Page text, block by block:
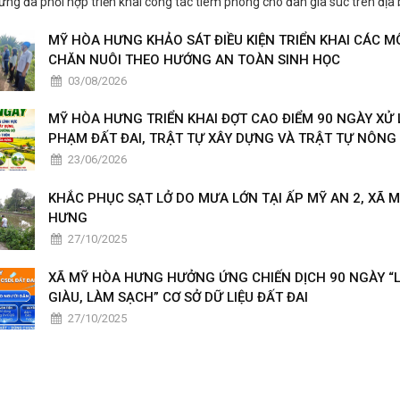
dân.MỸ HÒA HƯNG KHẢO SÁT ĐIỀU KIỆN TRIỂN KHAI CÁC
CHĂN NUÔI THEO HƯỚNG AN TOÀN SINH HỌC
03/08/2026
MỸ HÒA HƯNG TRIỂN KHAI ĐỢT CAO ĐIỂM 90 NGÀY XỬ
PHẠM ĐẤT ĐAI, TRẬT TỰ XÂY DỰNG VÀ TRẬT TỰ
23/06/2026
KHẮC PHỤC SẠT LỞ DO MƯA LỚN TẠI ẤP MỸ AN 2, XÃ
HƯNG
27/10/2025
XÃ MỸ HÒA HƯNG HƯỞNG ỨNG CHIẾN DỊCH 90 NGÀY
GIÀU, LÀM SẠCH” CƠ SỞ DỮ LIỆU ĐẤT ĐAI
27/10/2025